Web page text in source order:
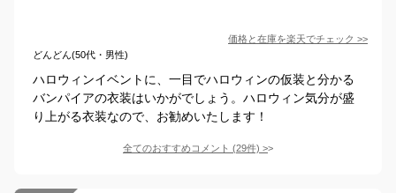
価格と在庫を楽天でチェック >>
どんどん(50代・男性)
ハロウィンイベントに、一目でハロウィンの仮装と分かる
バンパイアの衣装はいかがでしょう。ハロウィン気分が盛
り上がる衣装なので、お勧めいたします！
全てのおすすめコメント (29件) >